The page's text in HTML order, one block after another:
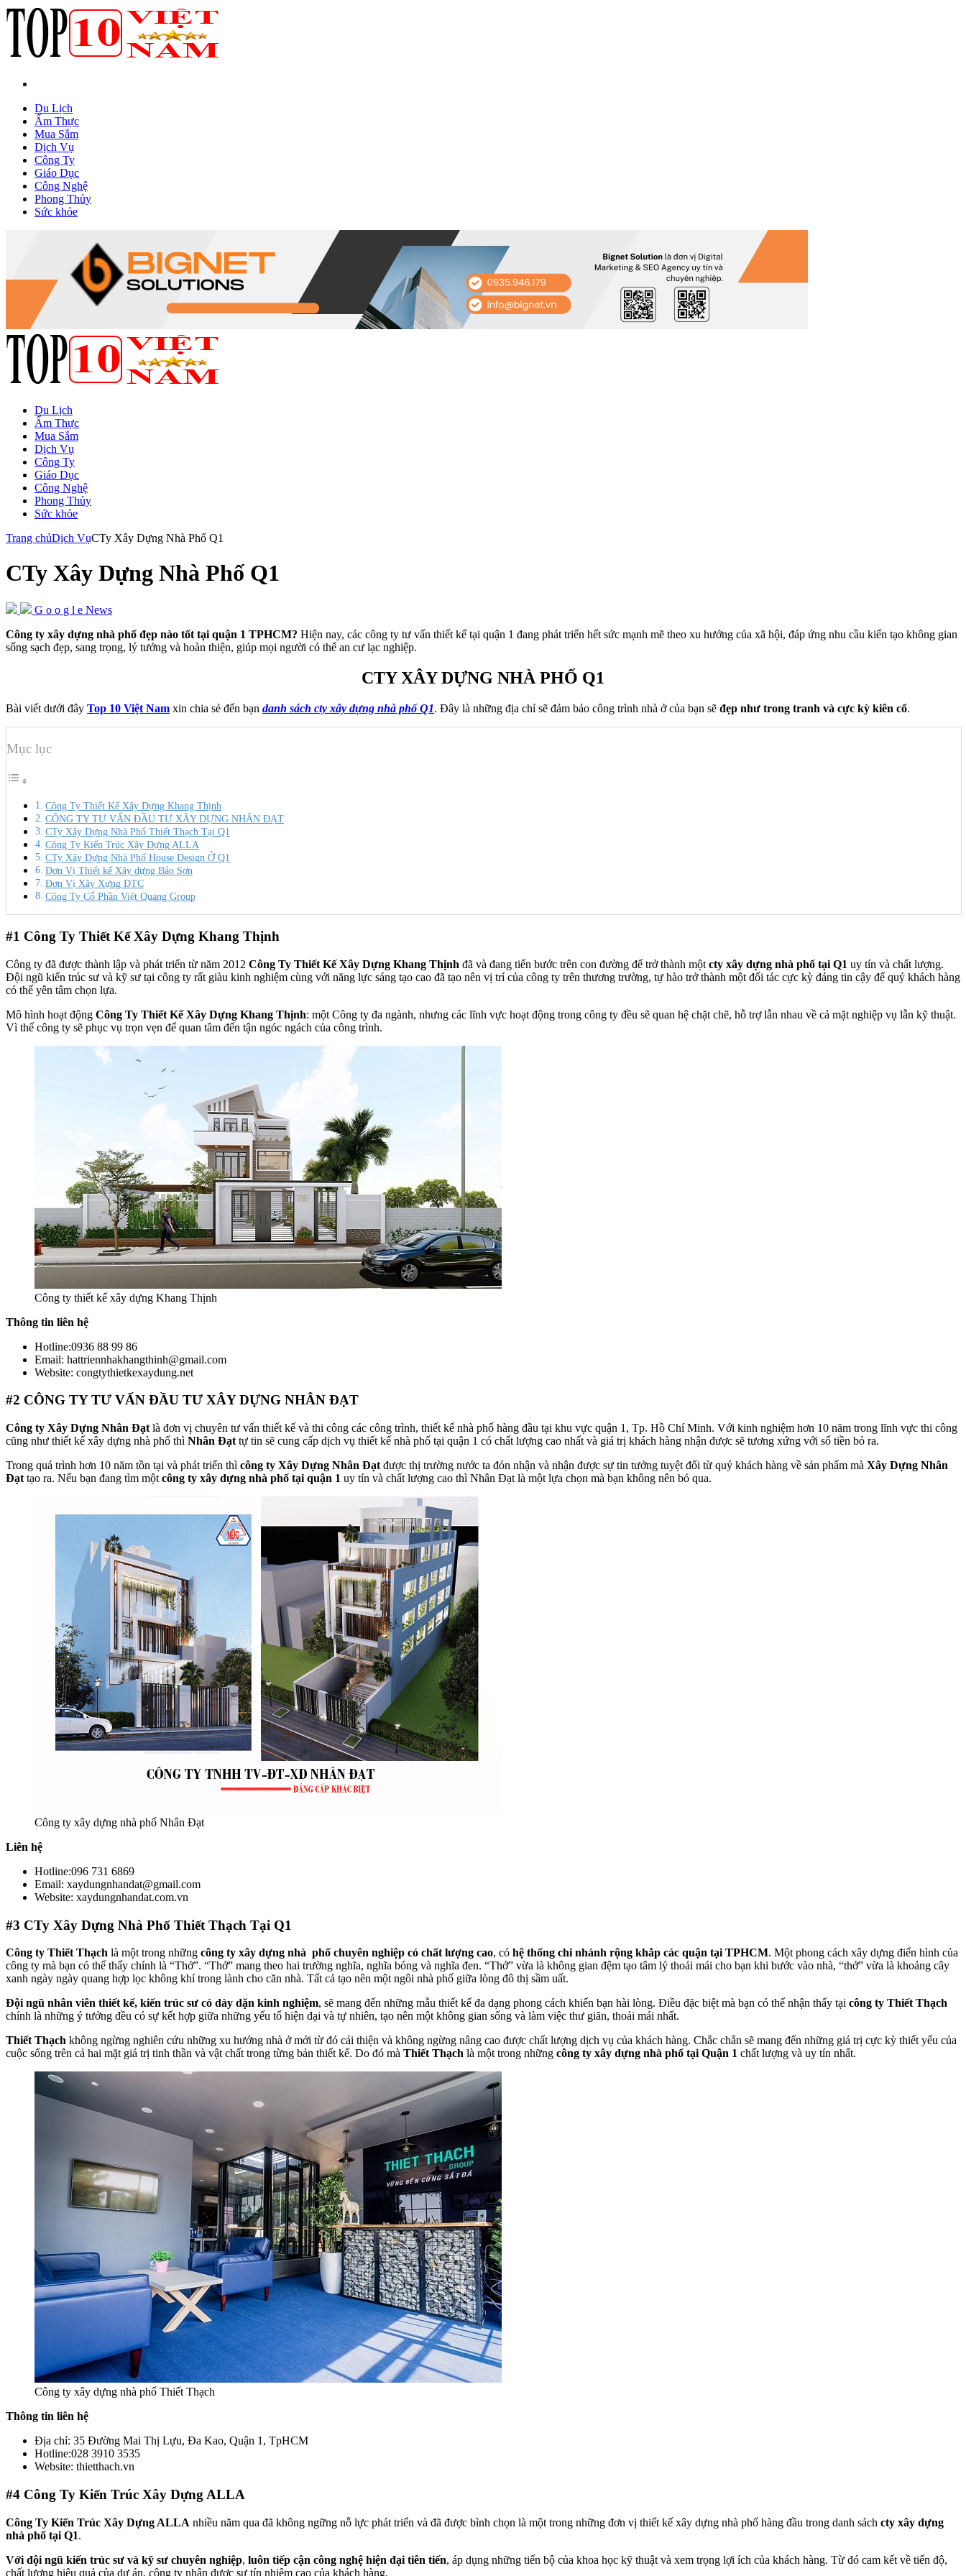
Du Lịch
Ẩm Thực
Mua Sắm
Dịch Vụ
Công Ty
Giáo Dục
Công Nghệ
Phong Thủy
Sức khỏe
Du Lịch
Ẩm Thực
Mua Sắm
Dịch Vụ
Công Ty
Giáo Dục
Công Nghệ
Phong Thủy
Sức khỏe
Trang chủDịch VụCTy Xây Dựng Nhà Phố Q1
CTy Xây Dựng Nhà Phố Q1
G o o g l e News
Công ty xây dựng nhà phố đẹp nào tốt tại quận 1 TPHCM? Hiện nay, các công ty tư vấn thiết kế tại quận 1 đang phát triển hết sức mạnh mẽ theo xu hướng của xã hội, đáp ứng nhu cầu kiến tạo không gian
sống sạch đẹp, sang trọng, lý tưởng và hoàn thiện, giúp mọi người có thể an cư lạc nghiệp.
CTY XÂY DỰNG NHÀ PHỐ Q1
Bài viết dưới đây Top 10 Việt Nam xin chia sẻ đến bạn danh sách cty xây dựng nhà phố Q1. Đây là những địa chỉ sẽ đảm bảo công trình nhà ở của bạn sẽ đẹp như trong tranh và cực kỳ kiên cố.
Mục lục
Công Ty Thiết Kế Xây Dựng Khang Thịnh
CÔNG TY TƯ VẤN ĐẦU TƯ XÂY DỰNG NHÂN ĐẠT
CTy Xây Dựng Nhà Phố Thiết Thạch Tại Q1
Công Ty Kiến Trúc Xây Dựng ALLA
CTy Xây Dựng Nhà Phố House Design Ở Q1
Đơn Vị Thiết kế Xây dựng Bảo Sơn
Đơn Vị Xây Xựng DTC
Công Ty Cổ Phần Việt Quang Group
#1 Công Ty Thiết Kế Xây Dựng Khang Thịnh
Công ty đã được thành lập và phát triển từ năm 2012 Công Ty Thiết Kế Xây Dựng Khang Thịnh đã và đang tiến bước trên con đường để trở thành một cty xây dựng nhà phố tại Q1 uy tín và chất lượng.
Đội ngũ kiến trúc sư và kỹ sư tại công ty rất giàu kinh nghiệm cùng với năng lực sáng tạo cao đã tạo nên vị trí của công ty trên thương trường, tự hào trở thành một đối tác cực kỳ đáng tin cậy để quý khách hàng
có thể yên tâm chọn lựa.
Mô hình hoạt động Công Ty Thiết Kế Xây Dựng Khang Thịnh: một Công ty đa ngành, nhưng các lĩnh vực hoạt động trong công ty đều sẽ quan hệ chặt chẽ, hỗ trợ lẫn nhau về cả mặt nghiệp vụ lẫn kỹ thuật.
Vì thế công ty sẽ phục vụ trọn vẹn để quan tâm đến tận ngóc ngách của công trình.
Công ty thiết kế xây dựng Khang Thịnh
Thông tin liên hệ
Hotline:0936 88 99 86
Email: hattriennhakhangthinh@gmail.com
Website: congtythietkexaydung.net
#2 CÔNG TY TƯ VẤN ĐẦU TƯ XÂY DỰNG NHÂN ĐẠT
Công ty Xây Dựng Nhân Đạt là đơn vị chuyên tư vấn thiết kế và thi công các công trình, thiết kế nhà phố hàng đầu tại khu vực quận 1, Tp. Hồ Chí Minh. Với kinh nghiệm hơn 10 năm trong lĩnh vực thi công
cũng như thiết kế xây dựng nhà phố thì Nhân Đạt tự tin sẽ cung cấp dịch vụ thiết kế nhà phố tại quận 1 có chất lượng cao nhất và giá trị khách hàng nhận được sẽ tương xứng với số tiền bỏ ra.
Trong quá trình hơn 10 năm tồn tại và phát triển thì công ty Xây Dựng Nhân Đạt được thị trường nước ta đón nhận và nhận được sự tin tưởng tuyệt đối từ quý khách hàng về sản phẩm mà Xây Dựng Nhân
Đạt tạo ra. Nếu bạn đang tìm một công ty xây dựng nhà phố tại quận 1 uy tín và chất lượng cao thì Nhân Đạt là một lựa chọn mà bạn không nên bỏ qua.
Công ty xây dựng nhà phố Nhân Đạt
Liên hệ
Hotline:096 731 6869
Email: xaydungnhandat@gmail.com
Website: xaydungnhandat.com.vn
#3 CTy Xây Dựng Nhà Phố Thiết Thạch Tại Q1
Công ty Thiết Thạch là một trong những công ty xây dựng nhà phố chuyên nghiệp có chất lượng cao, có hệ thống chi nhánh rộng khắp các quận tại TPHCM. Một phong cách xây dựng điển hình của
công ty mà bạn có thể thấy chính là “Thở”. “Thở” mang theo hai trường nghĩa, nghĩa bóng và nghĩa đen. “Thở” vừa là không gian đệm tạo tâm lý thoải mái cho bạn khi bước vào nhà, “thở” vừa là khoảng cây
xanh ngày ngày quang hợp lọc không khí trong lành cho căn nhà. Tất cả tạo nên một ngôi nhà phố giữa lòng đô thị sầm uất.
Đội ngũ nhân viên thiết kế, kiến trúc sư có dày dặn kinh nghiệm, sẽ mang đến những mẫu thiết kế đa dạng phong cách khiến bạn hài lòng. Điều đặc biệt mà bạn có thể nhận thấy tại công ty Thiết Thạch
chính là những ý tưởng đều có sự kết hợp giữa những yếu tố hiện đại và tự nhiên, tạo nên một không gian sống và làm việc thư giãn, thoải mái nhất.
Thiết Thạch không ngừng nghiên cứu những xu hướng nhà ở mới từ đó cải thiện và không ngừng nâng cao được chất lượng dịch vụ của khách hàng. Chắc chắn sẽ mang đến những giá trị cực kỳ thiết yếu của
cuộc sống trên cả hai mặt giá trị tinh thần và vật chất trong từng bản thiết kế. Do đó mà Thiết Thạch là một trong những công ty xây dựng nhà phố tại Quận 1 chất lượng và uy tín nhất.
Công ty xây dựng nhà phố Thiết Thạch
Thông tin liên hệ
Địa chỉ: 35 Đường Mai Thị Lựu, Đa Kao, Quận 1, TpHCM
Hotline:028 3910 3535
Website: thietthach.vn
#4 Công Ty Kiến Trúc Xây Dựng ALLA
Công Ty Kiến Trúc Xây Dựng ALLA nhiều năm qua đã không ngững nỗ lực phát triển và đã được bình chọn là một trong những đơn vị thiết kế xây dựng nhà phố hàng đầu trong danh sách cty xây dựng
nhà phố tại Q1.
Với đội ngũ kiến trúc sư và kỹ sư chuyên nghiệp, luôn tiếp cận công nghệ hiện đại tiên tiến, áp dụng những tiến bộ của khoa học kỹ thuật và xem trọng lợi ích của khách hàng. Từ đó cam kết về tiến độ,
chất lượng hiệu quả của dự án, công ty nhận được sự tín nhiệm cao của khách hàng.